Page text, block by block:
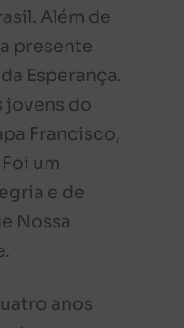
Além de
presente
Esperança.
jovens do
Francisco,
um
e de
Nossa
anos